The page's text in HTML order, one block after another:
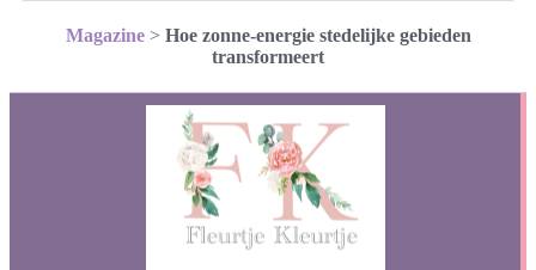
Magazine> Hoe zonne-energie stedelijke gebieden
transformeert